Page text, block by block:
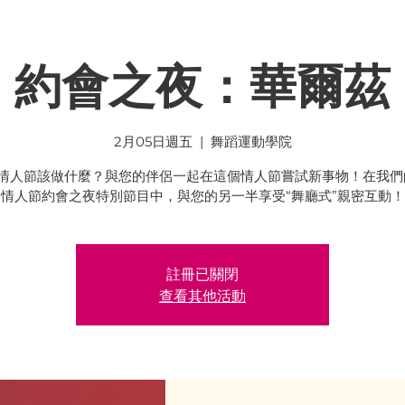
約會之夜：華爾茲
2月05日週五
  |
舞蹈運動學院
人節該做什麼？與您的伴侶一起在這個情人節嘗試新事物！在我
情人節約會之夜特別節目中，與您的另一半享受“舞廳式”親密互動！
註冊已關閉
查看其他活動